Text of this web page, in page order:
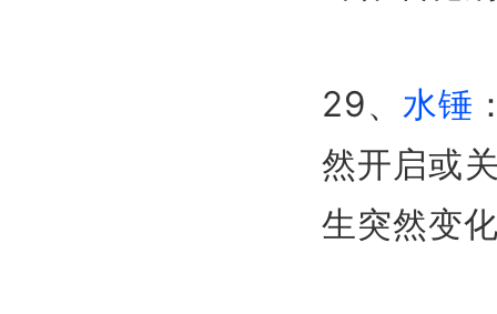
29、水锤
然开启或
生突然变